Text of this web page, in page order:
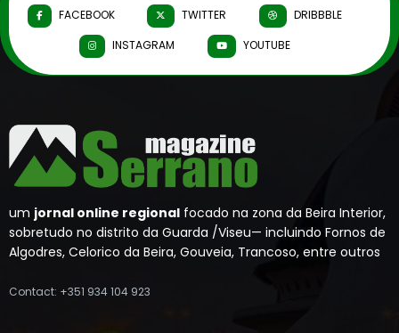
FACEBOOK TWITTER
DRIBBBLE
INSTAGRAM
YOUTUBE
um jornal online regional focado na zona da Beira Interior,
sobretudo no distrito da Guarda /Viseu— incluindo Fornos de
Algodres, Celorico da Beira, Gouveia, Trancoso, entre outros
Contact: +351 934 104 923